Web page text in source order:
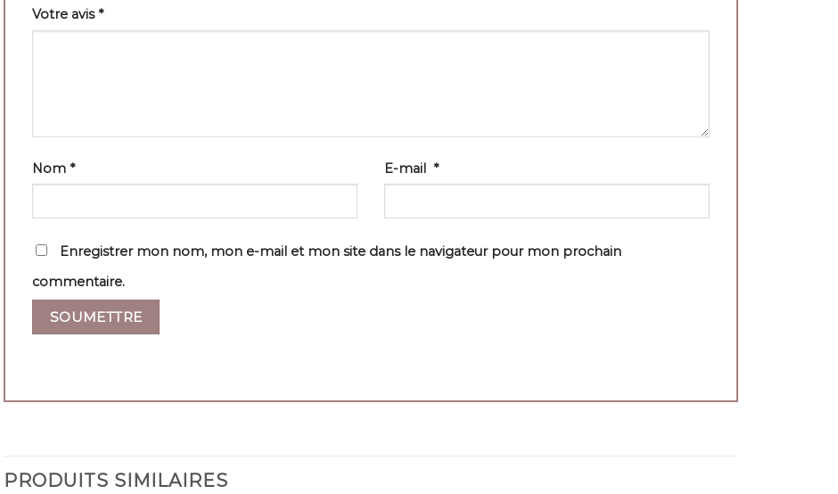
Votre avis*
Nom * E-mail *
Enregistrer mon nom, mon e-mail et mon site dans le navigateur pour mon prochain
commentaire.
PRODUITS SIMILAIRES